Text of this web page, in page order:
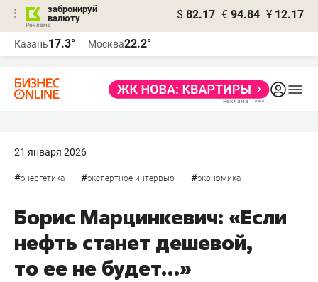
забронируй
валюту
$ 82.17 € 94.84 ¥ 12.17
Казань17.3° Москва22.2°
21 января 2026
#энергетика #экспертное интервью #экономика
Борис Марцинкевич: «Если
нефть станет дешевой,
то ее не будет…»